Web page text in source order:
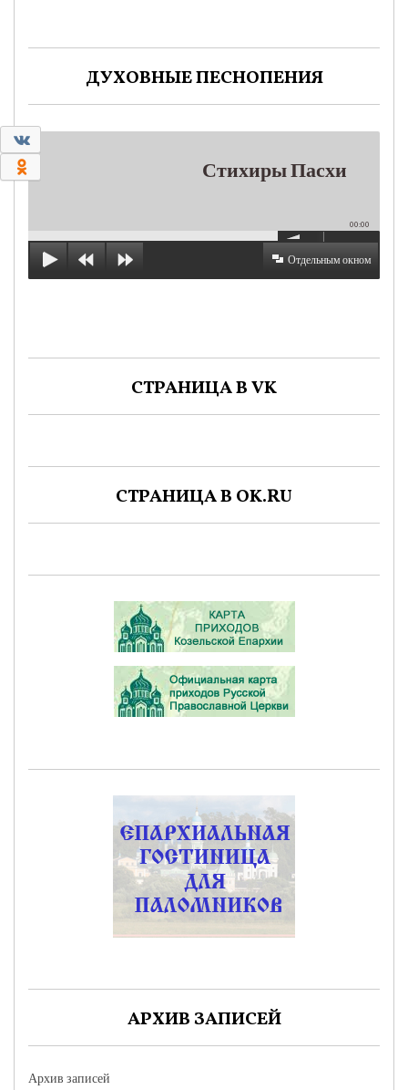
ДУХОВНЫЕ ПЕСНОПЕНИЯ
Стихиры Пасхи
00:00
Отдельным окном
СТРАНИЦА В VK
СТРАНИЦА В OK.RU
АРХИВ ЗАПИСЕЙ
Архив записей